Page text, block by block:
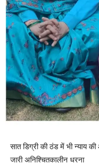
सात डिग्री की ठंड में भी न्याय
जारी अनिश्चितकालीन धरना